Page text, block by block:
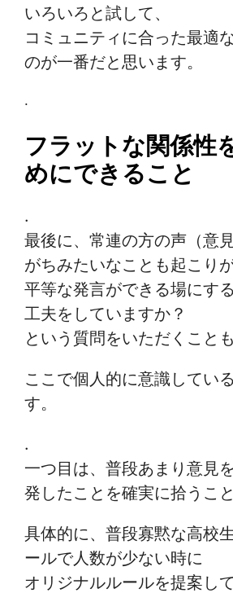
いろいろと試して、
コミュニティに合った最適
のが一番だと思います。
.
フラットな関係性
めにできること
.
最後に、常連の方の声（意
がちみたいなことも起こりが
平等な発言ができる場にす
工夫をしていますか？
という質問をいただくこと
ここで個人的に意識してい
す。
.
一つ目は、普段あまり意見
発したことを確実に拾うこと
具体的に、普段寡黙な高校
ールで人数が少ない時に
オリジナルルールを提案し